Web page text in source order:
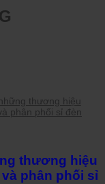
thương hiệu
phân phối sỉ đèn
thương hiệu
phân phối sỉ